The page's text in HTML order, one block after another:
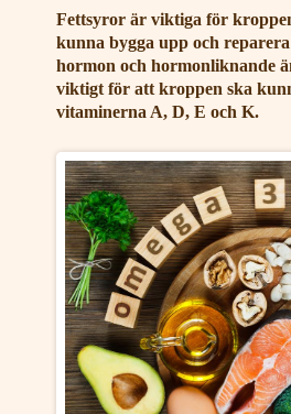
Fettsyror är viktiga för
kunna bygga upp och
hormon och hormonliknande
viktigt för att kroppen ska
vitaminerna A, D, E och K.